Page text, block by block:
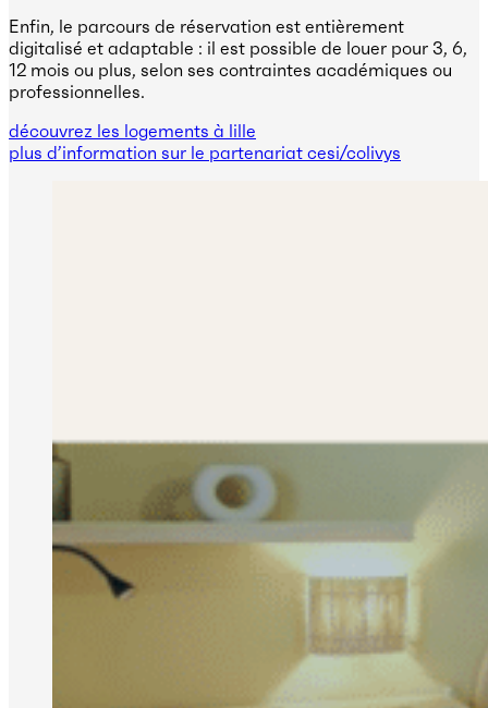
Enfin, le parcours de réservation est entièrement
digitalisé et adaptable : il est possible de louer pour 3, 6,
12 mois ou plus, selon ses contraintes académiques ou
professionnelles.
découvrez les logements à lille
plus d’information sur le partenariat cesi/colivys